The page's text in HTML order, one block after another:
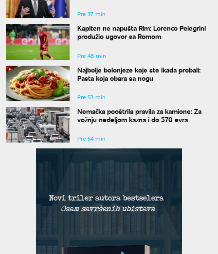
Pre 37 min
Kapiten ne napušta Rim: Lorenco Pelegrini
produžio ugovor sa Romom
Pre 48 min
Najbolje bolonjeze koje ste ikada probali:
Pasta koja obara sa nogu
Pre 53 min
Nemačka pooštrila pravila za kamione: Za
vožnju nedeljom kazna i do 570 evra
Pre 54 min